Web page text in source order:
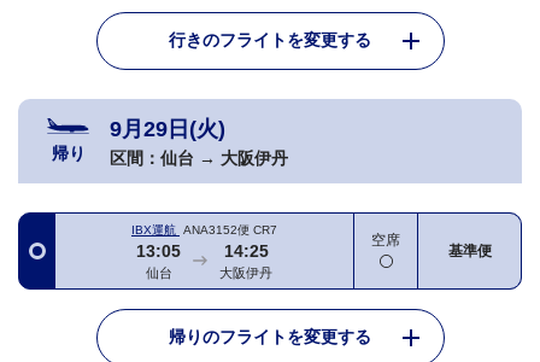
行きのフライトを変更する
帰り
9月29日(火)
区間： 仙台 → 大阪伊丹
IBX運航 ANA3152便 CR7
13:05
仙台
14:25
大阪伊丹
空席
基準便
帰りのフライトを変更する